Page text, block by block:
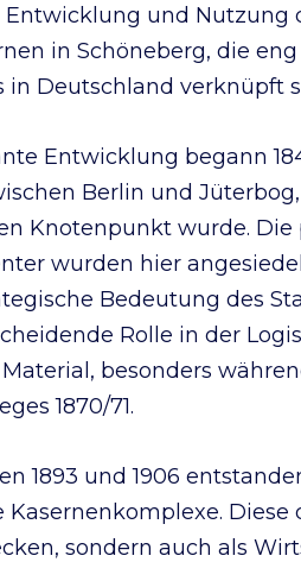
Entwicklung und Nutzung
in Schöneberg, die
in Deutschland verknüpft
Entwicklung begann
Berlin und
Knotenpunkt wurde. Die
wurden hier
Bedeutung des
Rolle in der
besonders
1870/71.
1893 und 1906
Kasernenkomplexe.
sondern auch als